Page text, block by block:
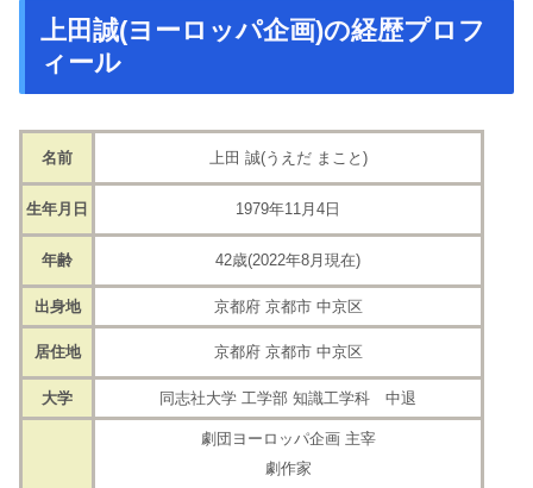
上田誠(ヨーロッパ企画)の経歴プロフ
ィール
名前 上田 誠(うえだ まこと)
生年月日 1979年11月4日
年齢 42歳(2022年8月現在)
出身地 京都府 京都市 中京区
居住地 京都府 京都市 中京区
大学 同志社大学 工学部 知識工学科 中退
劇団ヨーロッパ企画 主宰
劇作家